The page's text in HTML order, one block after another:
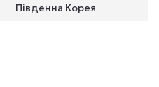
Південна Корея